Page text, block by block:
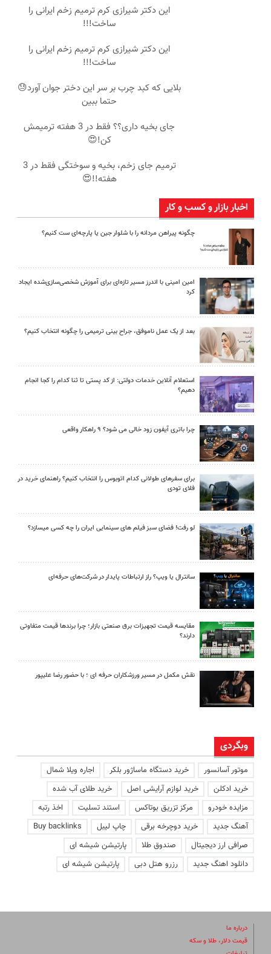
این دکتر شیرازی کرم ترمیم زخم ایرانی را
ساخت!!!
این دکتر شیرازی کرم ترمیم زخم ایرانی را
ساخت!!!
بلایی که کبد چرب بر سر این دختر جوان آورد😓
حتما ببین
جای بخیه داری؟؟ فقط در 3 هفته ترمیمش
کن!😍
ترمیم جای زخم، بخیه و سوختگی فقط در 3
هفته!!😍
اخبار بازار و کسب و کار
چگونه پیراهن مردانه را با شلوار جین یا پارچه‌ای ست کنیم؟
امین امینی با اندرز مسیر تازه‌ای برای آموزش شخصی‌سازی‌شده ایجاد
کرد
بعد از یک عمل ناموفق، جراح بینی ترمیمی را چگونه انتخاب کنیم؟
استعلام آنلاین خدمات دولتی: از کد پستی تا ثنا کدام را کجا انجام
دهیم؟
چرا باتری آیفون زود خالی می شود؟ ۹ راهکار واقعی
برای سفرهای طولانی کدام اتوبوس را انتخاب کنیم؟ راهنمای خرید در
فلای تودی
لو رفت! فضای سبز فیلم های سینمایی ایران را چه کسی میسازد؟
سانترال یا ویپ؟ راز ارتباطات پایدار در شرکت‌های حرفه‌ای
مقایسه قیمت تجهیزات برق صنعتی بازار؛ چرا برندها قیمت متفاوتی
دارند؟
نقش مکمل در مسیر ورزشکاران حرفه ای ؛ با حضور رضا علیپور
وبگردی
موتور آسانسور خرید دستگاه ماساژور بلکر
اجاره ویلا شمال
خرید ادکلن
خرید لوازم آرایشی اصل
خرید طلای آب شده
مزایده خودرو
مرکز تزریق بوتاکس استند تسلیت
اخذ رتبه
آهنگ جدید
خرید دوچرخه برقی چاپ لیبل
Buy backlinks
صرافی ارز دیجیتال
صندوق طلا
پارتیشن شیشه ای
دانلود اهنگ جدید
رزرو هتل دبی پارتیشن شیشه ای
درباره ما
قیمت دلار، طلا و سکه